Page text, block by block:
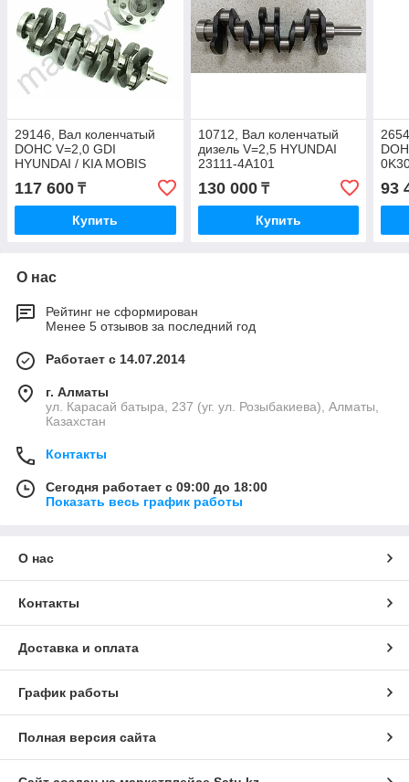
29146, Вал коленчатый
DOHC V=2,0 GDI
HYUNDAI / KIA MOBIS
23111-2G400
117 600 ₸
Купить
10712, Вал коленчатый
дизель V=2,5 HYUNDAI
23111-4A101
130 000₸
Купить
93
О нас
Рейтинг не сформирован
Менее 5 отзывов за последний год
Работает с 14.07.2014
г. Алматы
ул. Карасай батыра, 237 (уг. ул. Розыбакиева), Алматы,
Казахстан
Контакты
Сегодня работает с 09:00 до 18:00
Показать весь график работы
О нас
Контакты
Доставка и оплата
График работы
Полная версия сайта